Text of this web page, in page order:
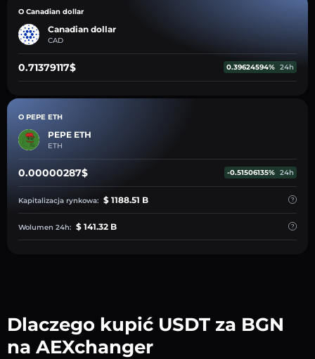
O Canadian dollar
Canadian dollar
CAD
0.71379117$ 0.39624594% 24h
O PEPE ETH
PEPE ETH
ETH
0.00000287$ -0.51506135% 24h
Kapitalizacja rynkowa: $ 1188.51 B
Wolumen 24h: $ 141.32 B
Dlaczego kupić USDT za BGN
na AEXchanger